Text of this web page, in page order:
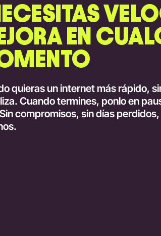
EN
quieras un internet más rápido,
Cuando termines, ponlo en
compromisos, sin días